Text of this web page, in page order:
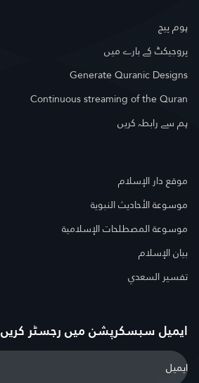
ہوم پیج
پروجیکٹ کے بارے میں
Generate Quranic Designs
Continuous streaming of the Quran
ہم سے رابطہ کریں
موقع دار الإسلام
موسوعة الأحاديث النبوية
موسوعة المصطلحات الإسلامية
بيان الإسلام
تفسير السعدي
ایمیل سبسکرپشن میں رجسٹر کریں